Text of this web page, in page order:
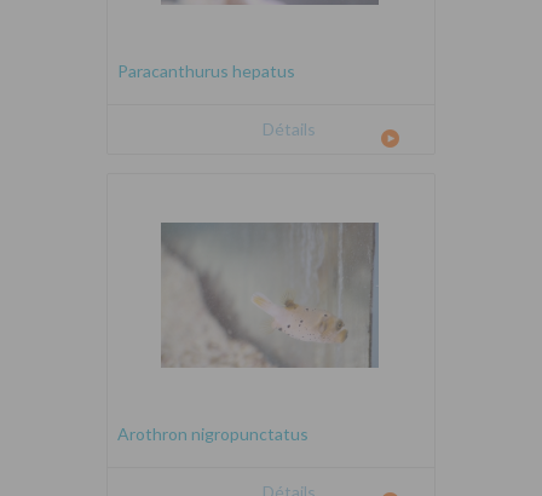
Paracanthurus hepatus
Détails
Arothron nigropunctatus
Détails